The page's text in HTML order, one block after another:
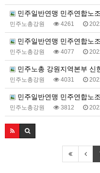
민주일반연맹 민주연합노
민주노총강원 4261
민주일반연맹 민주연합노
민주노총강원 4077
민주노총 강원지역본부 신
민주노총강원 4031
민주일반연맹 민주연합노
민주노총강원 3812